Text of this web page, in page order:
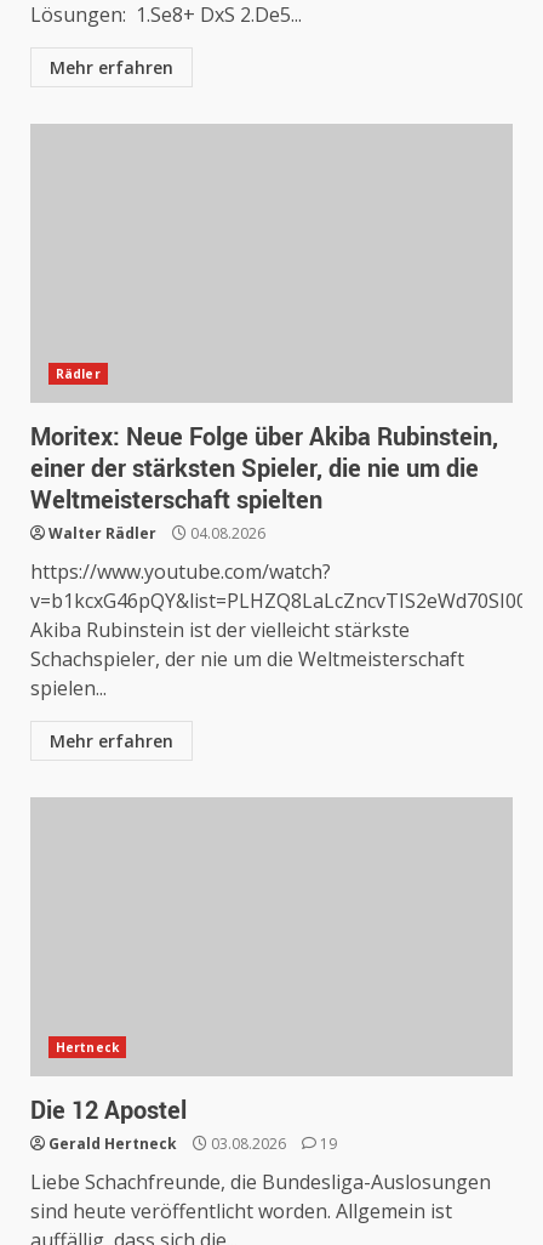
Lösungen: 1.Se8+ DxS 2.De5...
Mehr erfahren
Rädler
Moritex: Neue Folge über Akiba Rubinstein,
einer der stärksten Spieler, die nie um die
Weltmeisterschaft spielten
Walter Rädler 04.08.2026
https://www.youtube.com/watch?
Akiba Rubinstein ist der vielleicht stärkste
Schachspieler, der nie um die Weltmeisterschaft
spielen...
Mehr erfahren
Hertneck
Die 12 Apostel
Gerald Hertneck 03.08.2026 19
Liebe Schachfreunde, die Bundesliga-Auslosungen
sind heute veröffentlicht worden. Allgemein ist